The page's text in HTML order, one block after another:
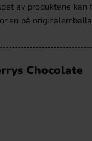
av produktene kan
på
Chocolate